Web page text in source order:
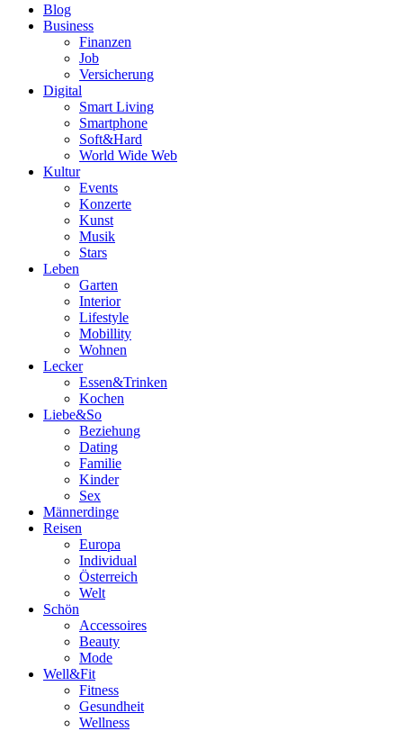
Blog
Business
Finanzen
Job
Versicherung
Digital
Smart Living
Smartphone
Soft&Hard
World Wide Web
Kultur
Events
Konzerte
Kunst
Musik
Stars
Leben
Garten
Interior
Lifestyle
Mobillity
Wohnen
Lecker
Essen&Trinken
Kochen
Liebe&So
Beziehung
Dating
Familie
Kinder
Sex
Männerdinge
Reisen
Europa
Individual
Österreich
Welt
Schön
Accessoires
Beauty
Mode
Well&Fit
Fitness
Gesundheit
Wellness